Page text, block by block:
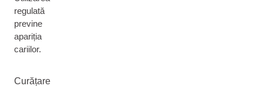
regulată
previne
apariția
cariilor.
Curățare